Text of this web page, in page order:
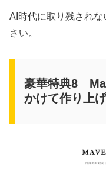
AI時代に取り残され
さい。
豪華特典8
かけて作り上